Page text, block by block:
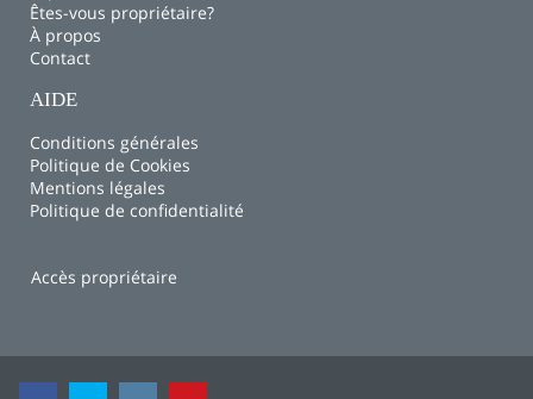
Êtes-vous propriétaire?
À propos
Contact
AIDE
Conditions générales
Politique de Cookies
Mentions légales
Politique de confidentialité
Accès propriétaire